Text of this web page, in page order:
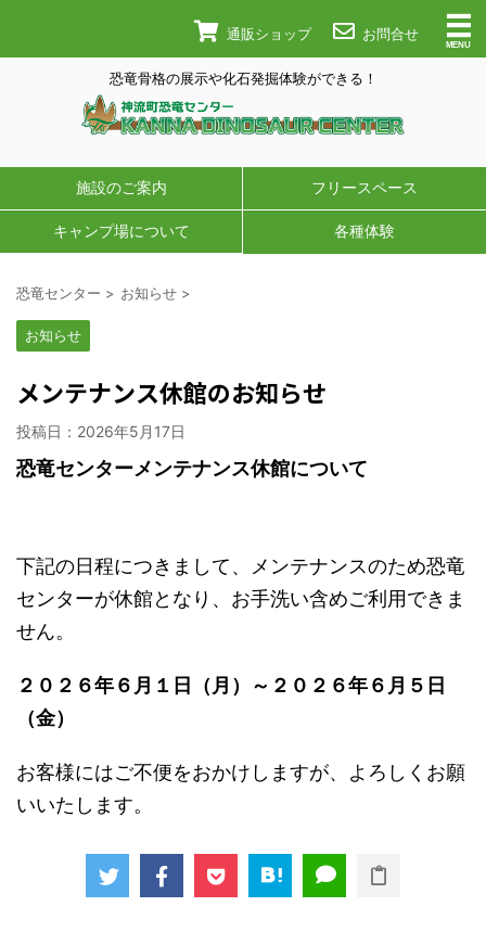
通販ショップ お問合せ
恐竜骨格の展示や化石発掘体験ができる！
施設のご案内 フリースペース
キャンプ場について 各種体験
恐竜センター > お知らせ >
お知らせ
メンテナンス休館のお知らせ
投稿日： 2026年5月17日
恐竜センターメンテナンス休館について
下記の日程につきまして、メンテナンスのため恐竜
センターが休館となり、お手洗い含めご利用できま
せん。
２０２６年６月１日（月）～２０２６年６月５日
（金）
お客様にはご不便をおかけしますが、よろしくお願
いいたします。